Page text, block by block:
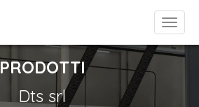
PRODOTTI
Dts srl